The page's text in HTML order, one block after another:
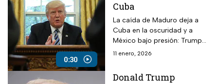
0:30
Cuba
La caída de Maduro deja a
Cuba en la oscuridad y a
México bajo presión: Trump
asegura que el flujo de
11 enero, 2026
Donald Trump